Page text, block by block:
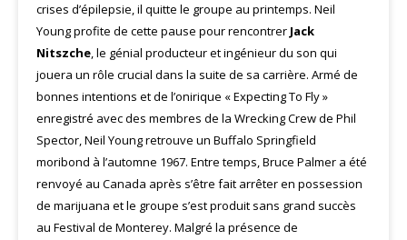
crises d’épilepsie, il quitte le groupe au printemps. Neil
Young profite de cette pause pour rencontrer Jack
Nitszche, le génial producteur et ingénieur du son qui
jouera un rôle crucial dans la suite de sa carrière. Armé de
bonnes intentions et de l’onirique « Expecting To Fly »
enregistré avec des membres de la Wrecking Crew de Phil
Spector, Neil Young retrouve un Buffalo Springfield
moribond à l’automne 1967. Entre temps, Bruce Palmer a été
renvoyé au Canada après s’être fait arrêter en possession
de marijuana et le groupe s’est produit sans grand succès
au Festival de Monterey. Malgré la présence de